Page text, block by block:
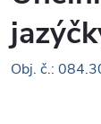
Obj. č.: